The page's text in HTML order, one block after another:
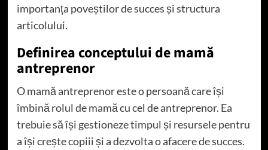
importanța poveștilor de succes și structura
articolului.
Definirea conceptului de mamă
antreprenor
O mamă antreprenor este o persoană care își
îmbină rolul de mamă cu cel de antreprenor. Ea
trebuie să își gestioneze timpul și resursele pentru
a își crește copiii și a dezvolta o afacere de succes.